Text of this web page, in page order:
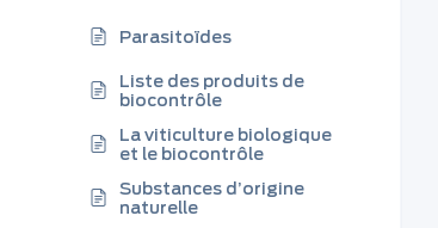
Parasitoïdes
Liste des produits de
biocontrôle
La viticulture biologique
et le biocontrôle
Substances d’origine
naturelle